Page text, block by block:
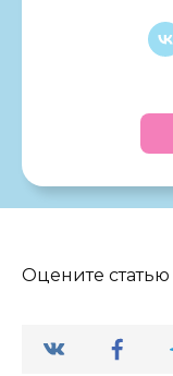
Оцените статью